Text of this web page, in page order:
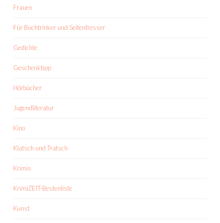
Frauen
Für Buchtrinker und Seitenfresser
Gedichte
Geschenktipp
Hörbücher
Jugendliteratur
Kino
Klatsch und Tratsch
Krimis
KrimiZEIT-Bestenliste
Kunst